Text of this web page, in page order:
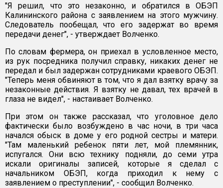
"Я решил, что это незаконно, и обратился в ОБЭП
Калининского района с заявлением на этого мужчину.
Следователь пообещал, что его задержат во время
передачи денег", - утверждает Волченко.
По словам фермера, он приехал в условленное место,
из рук посредника получил справку, никаких денег не
передал и был задержан сотрудниками краевого ОБЭП.
"Теперь меня обвиняют в том, что я дал взятку врачу за
незаконные действия. Я взятку не давал, тех врачей в
глаза не видел", - настаивает Волченко.
При этом он также рассказал, что уголовное дело
фактически было возбуждено в час ночи, в три часа
начался обыск в доме у его родной сестры и матери.
"Там маленький ребенок пяти лет, мой племянник,
испугался. Они всю технику подняли, до семи утра
искали оригиналы записей, которые я сделал с
начальником ОБЭП, когда приходил к нему с
заявлением о преступлении", - сообщил Волченко.